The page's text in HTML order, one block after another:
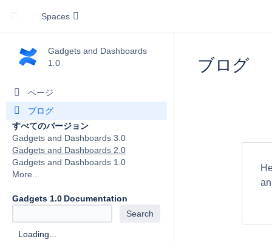
Spaces
Gadgets and Dashboards
1.0
ページ
ブログ
すべてのバージョン
Gadgets and Dashboards 3.0
Gadgets and Dashboards 2.0
Gadgets and Dashboards 1.0
More...
Gadgets 1.0 Documentation
Loading...
ブログ